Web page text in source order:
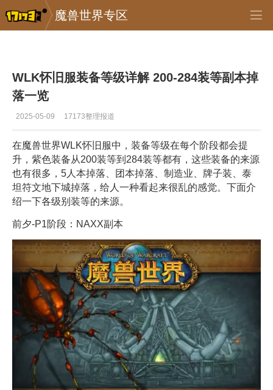
魔兽世界专区
专区_《魔兽世界》 >
WLK怀旧服装备等级详解 200-284装等副本掉
落一览
2025-05-09 17173整理报道
在魔兽世界WLK怀旧服中，装备等级在每个阶段都会提
升，紫色装备从200装等到284装等都有，这些装备的来源
也有很多，5人本掉落、团本掉落、制造业、牌子装、泰
坦符文地下城掉落，给人一种看起来很乱的感觉。下面介
绍一下各级别装等的来源。
前夕-P1阶段：NAXX副本